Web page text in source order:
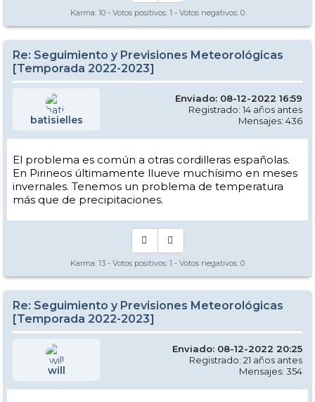
Karma: 10 - Votos positivos: 1 - Votos negativos: 0
Re: Seguimiento y Previsiones Meteorológicas
[Temporada 2022-2023]
batisielles
Enviado: 08-12-2022 16:59
Registrado: 14 años antes
Mensajes: 436
El problema es común a otras cordilleras españolas.
En Pirineos últimamente llueve muchísimo en meses
invernales. Tenemos un problema de temperatura
más que de precipitaciones.
Karma: 13 - Votos positivos: 1 - Votos negativos: 0
Re: Seguimiento y Previsiones Meteorológicas
[Temporada 2022-2023]
will
Enviado: 08-12-2022 20:25
Registrado: 21 años antes
Mensajes: 354